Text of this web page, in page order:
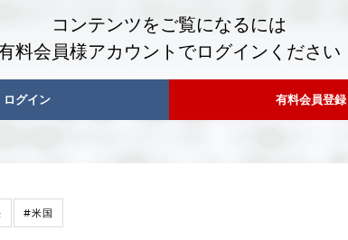
コンテンツをご覧になるには
料会員様アカウントでログインください
ログイン 有料会員登録
#米国